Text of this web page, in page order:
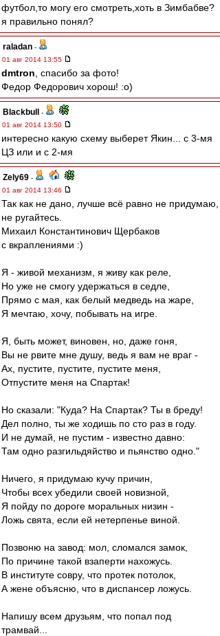
футбол,то могу его смотреть,хоть в Зимбабве?
я правильно понял?
raladan -
01 авг 2014 13:55
dmtron , спасибо за фото!
Федор Федорович хорош! :о)
Blackbull
-
01 авг 2014 13:50
интересно какую схему выберет Якин... с 3-мя
ЦЗ или и с 2-мя
Zely69 -
01 авг 2014 13:46
Так как не дано, лучше всё равно не придумаю,
не ругайтесь.
Михаил Константинович Щербаков
с вкраплениями :)
Я - живой механизм, я живу как реле,
Но уже не смогу удержаться в седле,
Прямо с мая, как белый медведь на жаре,
Я мечтаю, хочу, побывать на игре.
Я, быть может, виновен, но, даже гоня,
Вы не рвите мне душу, ведь я вам не враг -
Ах, пустите, пустите, пустите меня,
Отпустите меня на Спартак!
Но сказали: "Куда? На Спартак? Ты в бреду!
Дел полно, ты же ходишь по сто раз в году.
И не думай, не пустим - известно давно:
Там одно разгильдяйство и пьянство одно."
Ничего, я придумаю кучу причин,
Чтобы всех убедили своей новизной,
Я пойду по дороге моральных низин -
Ложь свята, если ей нетерпенье виной.
Позвоню на завод: мол, сломался замок,
По причине такой взаперти нахожусь.
В институте совру, что протек потолок,
А жене объясню, что в диспансер ложусь.
Напишу всем друзьям, что попал под
трамвай...